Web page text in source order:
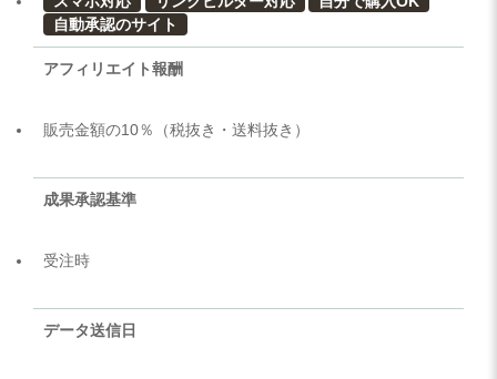
自動承認のサイト
アフィリエイト報酬
販売金額の10％（税抜き・送料抜き）
成果承認基準
受注時
データ送信日